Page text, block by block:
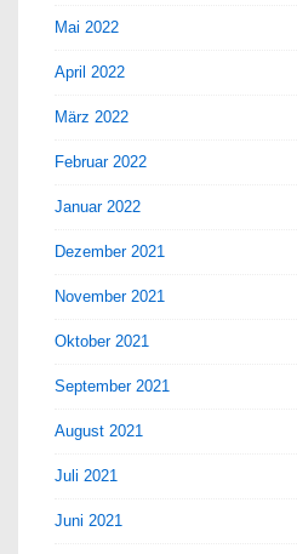
Mai 2022
April 2022
März 2022
Februar 2022
Januar 2022
Dezember 2021
November 2021
Oktober 2021
September 2021
August 2021
Juli 2021
Juni 2021